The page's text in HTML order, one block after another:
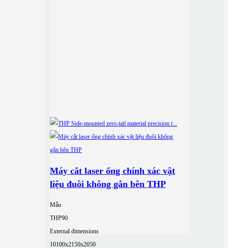
Máy cắt laser ống chính xác vật
liệu đuôi không gắn bên THP
Mẫu
THP90
External dimensions
10100x2150x2050